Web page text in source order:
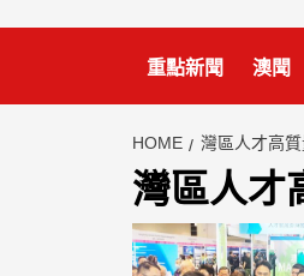
重點新聞 澳聞
HOME 灣區人才高
灣區人才